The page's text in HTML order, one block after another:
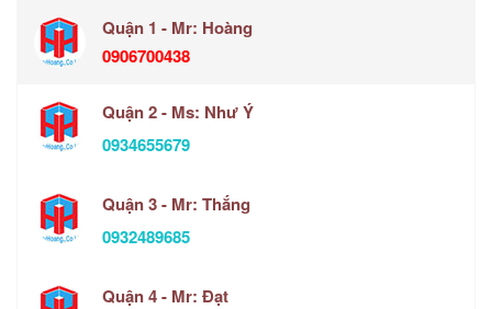
Quận 1 - Mr: Hoàng
0906700438
Quận 2 - Ms: Như Ý
0934655679
Quận 3 - Mr: Thắng
0932489685
Quận 4 - Mr: Đạt